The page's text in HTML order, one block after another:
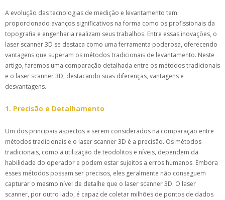
A evolução das tecnologias de medição e levantamento tem
proporcionado avanços significativos na forma como os profissionais da
topografia e engenharia realizam seus trabalhos. Entre essas inovações, o
laser scanner 3D se destaca como uma ferramenta poderosa, oferecendo
vantagens que superam os métodos tradicionais de levantamento. Neste
artigo, faremos uma comparação detalhada entre os métodos tradicionais
e o laser scanner 3D, destacando suas diferenças, vantagens e
desvantagens.
1. Precisão e Detalhamento
Um dos principais aspectos a serem considerados na comparação entre
métodos tradicionais e o laser scanner 3D é a precisão. Os métodos
tradicionais, como a utilização de teodolitos e níveis, dependem da
habilidade do operador e podem estar sujeitos a erros humanos. Embora
esses métodos possam ser precisos, eles geralmente não conseguem
capturar o mesmo nível de detalhe que o laser scanner 3D. O laser
scanner, por outro lado, é capaz de coletar milhões de pontos de dados